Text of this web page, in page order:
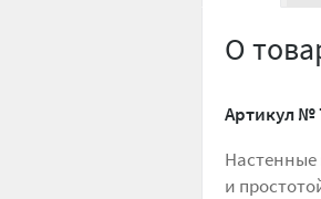
О
Артикул №
Настенные
и